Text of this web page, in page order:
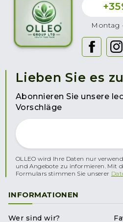
Montag
Lieben Sie es
Abonnieren Sie unsere
Vorschläge
OLLEO wird Ihre Daten nur
und Angebote zu informieren. Mit
Formulars stimmen Sie unserer
INFORMATIONEN
Wer sind wir?